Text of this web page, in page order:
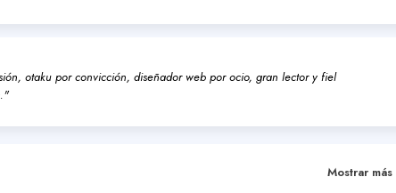
otaku por convicción, diseñador web por ocio, gran lector y fiel
Mostrar más